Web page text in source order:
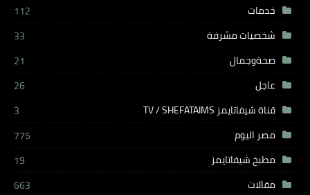
خدمات
112
شخصيات مشرفة
33
صحةوجمال
21
عاجل
26
قناة شيفاتايمز TV / SHEFATAIMS
3
مصر اليوم
775
مطبخ شيفاتايمز
19
مقالات
663